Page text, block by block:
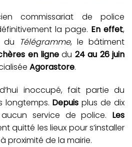
commissariat de police
la page. En effet,
du
Télégramme, le bâtiment
en ligne du 24 au 26 juin
Agorastore.
inoccupé, fait partie du
longtemps. Depuis plus de dix
service de police. Les
quitté les lieux pour s’installer
proximité de la mairie.